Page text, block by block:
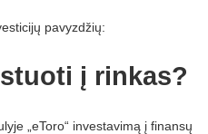
pavyzdžių:
į rinkas?
„eToro“ investavimą į finansų